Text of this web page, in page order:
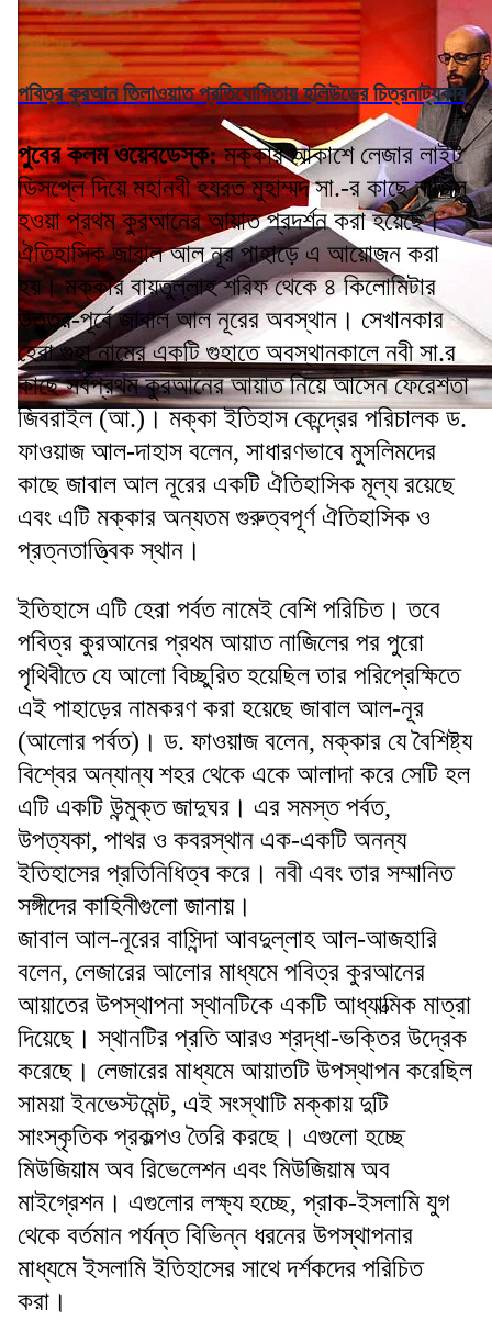
পবিত্র কুরআন তিলাওয়াত প্রতিযোগিতায় হলিউডের চিত্রনাট্যকার
পুবের কলম ওয়েবডেস্ক:মক্কার আকাশে লেজার লাইট
ডিসপ্লে দিয়ে মহানবী হযরত মুহাম্মদ সা.-র কাছে নাজিল
হওয়া প্রথম কুরআনের আয়াত প্রদর্শন করা হয়েছে।
ঐতিহাসিক জাবাল আল নূর পাহাড়ে এ আয়োজন করা
হয়। মক্কার বায়তুল্লাহ শরিফ থেকে ৪ কিলোমিটার
উত্তর-পূর্বে জাবাল আল নূরের অবস্থান। সেখানকার
হেরা গুহা নামের একটি গুহাতে অবস্থানকালে নবী সা.র
কাছে সর্বপ্রথম কুরআনের আয়াত নিয়ে আসেন ফেরেশতা
জিবরাইল (আ.)। মক্কা ইতিহাস কেন্দ্রের পরিচালক ড.
ফাওয়াজ আল-দাহাস বলেন, সাধারণভাবে মুসলিমদের
কাছে জাবাল আল নূরের একটি ঐতিহাসিক মূল্য রয়েছে
এবং এটি মক্কার অন্যতম গুরুত্বপূর্ণ ঐতিহাসিক ও
প্রত্নতাত্ত্বিক স্থান।
ইতিহাসে এটি হেরা পর্বত নামেই বেশি পরিচিত। তবে
পবিত্র কুরআনের প্রথম আয়াত নাজিলের পর পুরো
পৃথিবীতে যে আলো বিচ্ছুরিত হয়েছিল তার পরিপ্রেক্ষিতে
এই পাহাড়ের নামকরণ করা হয়েছে জাবাল আল-নূর
(আলোর পর্বত)। ড. ফাওয়াজ বলেন, মক্কার যে বৈশিষ্ট্য
বিশ্বের অন্যান্য শহর থেকে একে আলাদা করে সেটি হল
এটি একটি উন্মুক্ত জাদুঘর। এর সমস্ত পর্বত,
উপত্যকা, পাথর ও কবরস্থান এক-একটি অনন্য
ইতিহাসের প্রতিনিধিত্ব করে। নবী এবং তার সম্মানিত
সঙ্গীদের কাহিনীগুলো জানায়।
জাবাল আল-নূরের বাসিন্দা আবদুল্লাহ আল-আজহারি
বলেন, লেজারের আলোর মাধ্যমে পবিত্র কুরআনের
আয়াতের উপস্থাপনা স্থানটিকে একটি আধ্যাত্মিক মাত্রা
দিয়েছে। স্থানটির প্রতি আরও শ্রদ্ধা-ভক্তির উদ্রেক
করেছে। লেজারের মাধ্যমে আয়াতটি উপস্থাপন করেছিল
সাময়া ইনভেস্টমেন্ট, এই সংস্থাটি মক্কায় দুটি
সাংস্কৃতিক প্রকল্পও তৈরি করছে। এগুলো হচ্ছে
মিউজিয়াম অব রিভেলেশন এবং মিউজিয়াম অব
মাইগ্রেশন। এগুলোর লক্ষ্য হচ্ছে, প্রাক-ইসলামি যুগ
থেকে বর্তমান পর্যন্ত বিভিন্ন ধরনের উপস্থাপনার
মাধ্যমে ইসলামি ইতিহাসের সাথে দর্শকদের পরিচিত
করা।